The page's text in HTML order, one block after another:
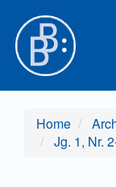
Hauptinhalt
Sidebar
Home
Jg. 1, Nr.